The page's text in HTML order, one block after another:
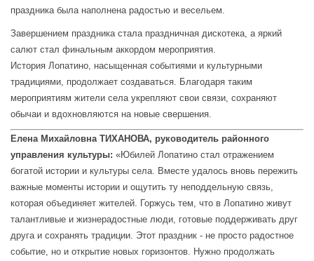
праздника была наполнена радостью и весельем.
Завершением праздника стала праздничная дискотека, а яркий
салют стал финальным аккордом мероприятия.
История Лопатино, насыщенная событиями и культурными
традициями, продолжает создаваться. Благодаря таким
мероприятиям жители села укрепляют свои связи, сохраняют
обычаи и вдохновляются на новые свершения.
Елена Михайловна ТИХАНОВА, руководитель районного
управления культуры: «Юбилей Лопатино стал отражением
богатой истории и культуры села. Вместе удалось вновь пережить
важные моменты истории и ощутить ту неподдельную связь,
которая объединяет жителей. Горжусь тем, что в Лопатино живут
талантливые и жизнерадостные люди, готовые поддерживать друг
друга и сохранять традиции. Этот праздник - не просто радостное
событие, но и открытие новых горизонтов. Нужно продолжать